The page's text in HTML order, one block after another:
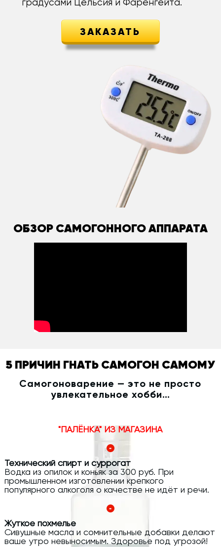
градусами Цельсия и Фаренгейта.
ЗАКАЗАТЬ
ОБЗОР САМОГОННОГО АППАРАТА
5 ПРИЧИН ГНАТЬ САМОГОН САМОМУ
Самогоноварение — это не просто
увлекательное хобби…
"ПАЛЁНКА" ИЗ МАГАЗИНА
Технический спирт и суррогат
Водка из опилок и коньяк за 300 руб. При
промышленном изготовлении крепкого
популярного алкоголя о качестве не идёт и речи.
Жуткое похмелье
Сивушные масла и сомнительные добавки делают
ваше утро невыносимым. Здоровье под угрозой!